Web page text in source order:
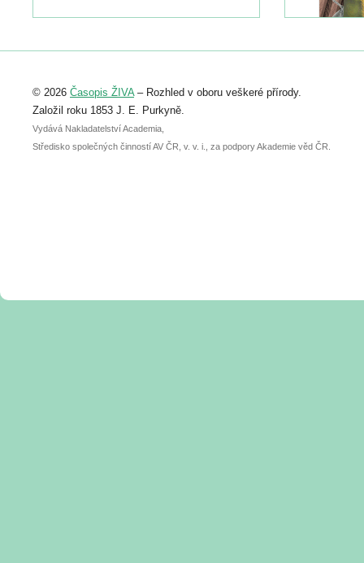
Registrovat se můžete do 6. září.
abstraktu přihlášené přednášky nebo
posteru je už 30. června.
© 2026 Časopis ŽIVA– Rozhled v oboru veškeré přírody.
Založil roku 1853 J. E. Purkyně.
Vydává Nakladatelství Academia,
Středisko společných činností AV ČR, v. v. i., za podpory Akademie věd ČR.